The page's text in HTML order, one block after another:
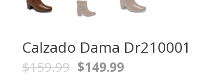
Calzado Dama Dr210001
$159.99 $149.99